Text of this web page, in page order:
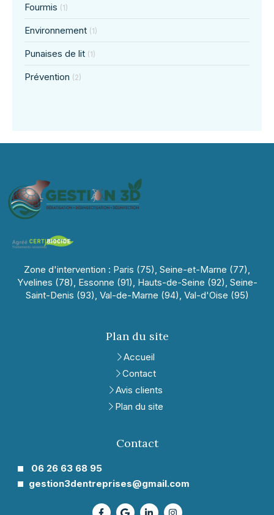
Fourmis (1)
Environnement (1)
Punaises de lit (1)
Prévention (2)
Zone d'intervention : Paris (75), Seine-et-Marne (77),
Yvelines (78), Essonne (91), Hauts-de-Seine (92), Seine-
Saint-Denis (93), Val-de-Marne (94), Val-d'Oise (95)
Plan du site
Accueil
Contact
Avis clients
Plan du site
Contact
06 26 63 68 95
gestion3dentreprises@gmail.com